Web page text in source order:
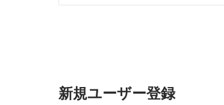
新規ユーザー登録